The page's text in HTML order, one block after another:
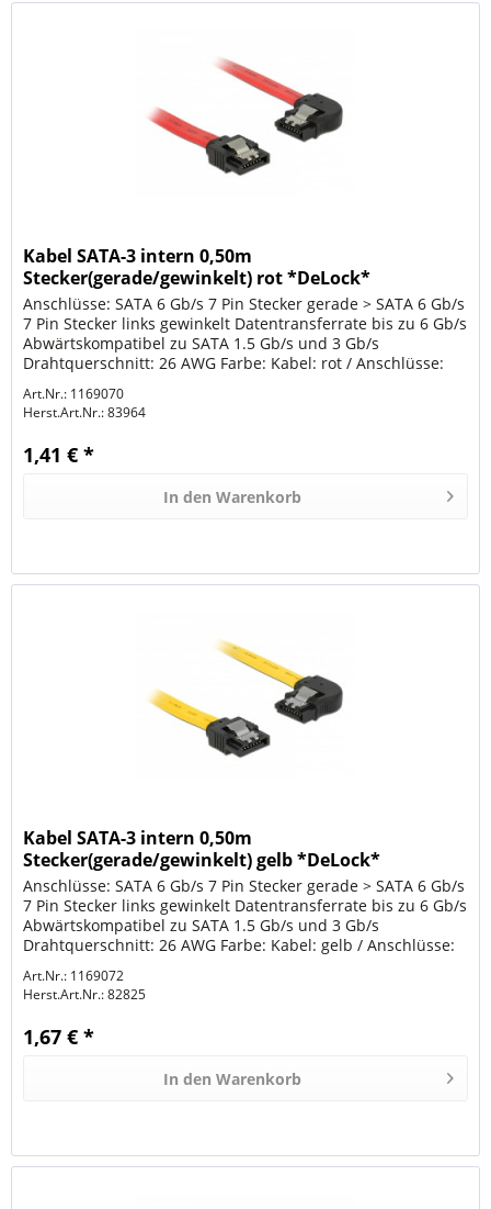
Kabel SATA-3 intern 0,50m
Stecker(gerade/gewinkelt) rot *DeLock*
Anschlüsse: SATA 6 Gb/s 7 Pin Stecker gerade > SATA 6 Gb/s
7 Pin Stecker links gewinkelt Datentransferrate bis zu 6 Gb/s
Abwärtskompatibel zu SATA 1.5 Gb/s und 3 Gb/s
Drahtquerschnitt: 26 AWG Farbe: Kabel: rot / Anschlüsse:
Art.Nr.: 1169070
Herst.Art.Nr.:83964
1,41 € *
In den Warenkorb
Kabel SATA-3 intern 0,50m
Stecker(gerade/gewinkelt) gelb *DeLock*
Anschlüsse: SATA 6 Gb/s 7 Pin Stecker gerade > SATA 6 Gb/s
7 Pin Stecker links gewinkelt Datentransferrate bis zu 6 Gb/s
Abwärtskompatibel zu SATA 1.5 Gb/s und 3 Gb/s
Drahtquerschnitt: 26 AWG Farbe: Kabel: gelb / Anschlüsse:
Art.Nr.: 1169072
Herst.Art.Nr.:82825
1,67 € *
In den Warenkorb